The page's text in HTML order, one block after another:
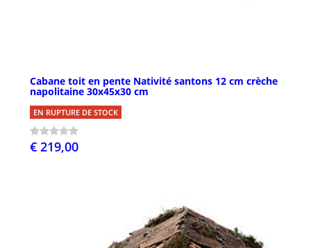
Cabane toit en pente Nativité santons 12 cm crèche
napolitaine 30x45x30 cm
EN RUPTURE DE STOCK
€ 219,00